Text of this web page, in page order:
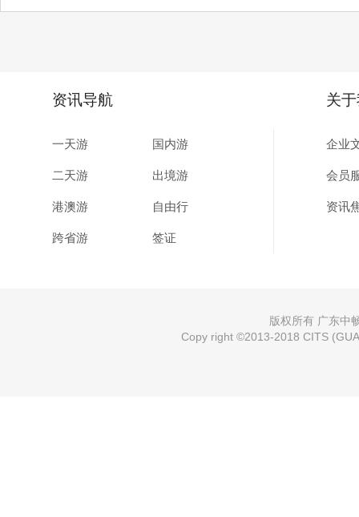
资讯导航
一天游 国内游
二天游 出境游
港澳游 自由行
跨省游 签证
关
企业
会员
资讯
版权所有 广东中
Copy right ©2013-2018 CITS